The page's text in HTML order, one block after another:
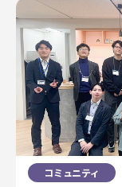
コミュニティ